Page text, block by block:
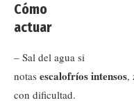
Cómo
actuar
– Sal del agua si
notas escalofríos intensos,
con dificultad.